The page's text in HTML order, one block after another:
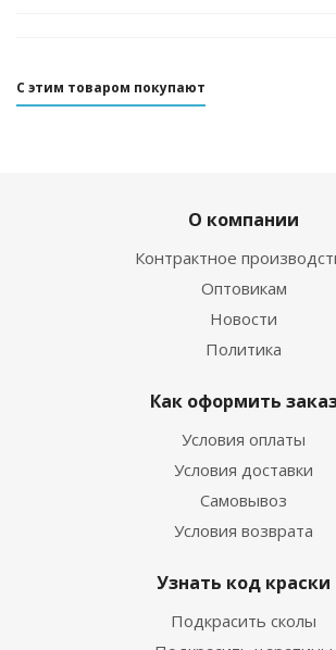
С этим товаром покупают
О компании
Контрактное
Оптовикам
Новости
Политика
Как оформить
Условия оплаты
Условия доставки
Самовывоз
Условия возврата
Узнать код краски
Подкрасить сколы